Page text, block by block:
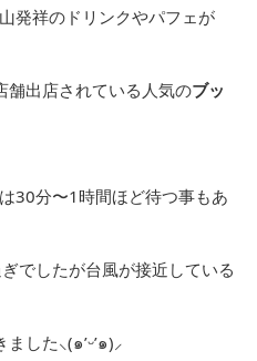
発祥のドリンクやパフェが
舗出店されている人気のブッ
30分〜1時間ほど待つ事もあ
でしたが台風が接近している
した⸜(๑’ᵕ’๑)⸝